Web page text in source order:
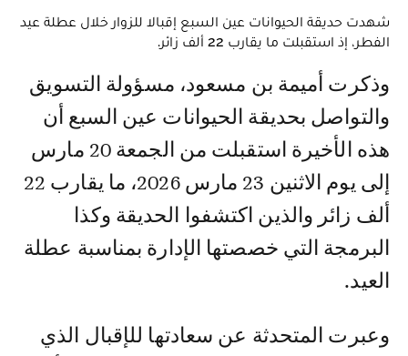
شهدت حديقة الحيوانات عين السبع إقبالا للزوار خلال عطلة عيد
الفطر، إذ استقبلت ما يقارب 22 ألف زائر.
وذكرت أميمة بن مسعود، مسؤولة التسويق
والتواصل بحديقة الحيوانات عين السبع أن
هذه الأخيرة استقبلت من الجمعة 20 مارس
إلى يوم الاثنين 23 مارس 2026، ما يقارب 22
ألف زائر والذين اكتشفوا الحديقة وكذا
البرمجة التي خصصتها الإدارة بمناسبة عطلة
العيد.
وعبرت المتحدثة عن سعادتها للإقبال الذي